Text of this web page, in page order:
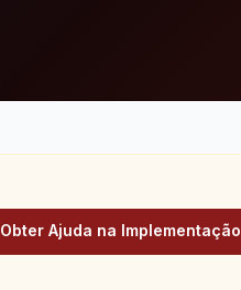
Obter Ajuda na Implementação